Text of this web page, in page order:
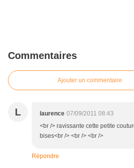
Commentaires
Ajouter un commentaire
L laurence 07/09/2011 08:43
<br /> ravissante cette petite
bises<br /> <br /> <br />
Répondre